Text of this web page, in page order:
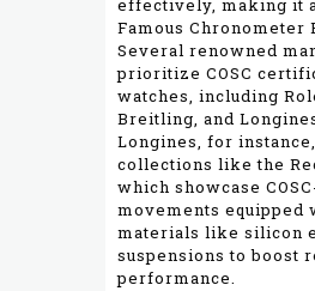
effectively, making it
Famous Chronometer
Several renowned
prioritize COSC
watches, including
Breitling, and
Longines, for
collections like the
which showcase
movements equipped
materials like silicon
suspensions to boost
performance.